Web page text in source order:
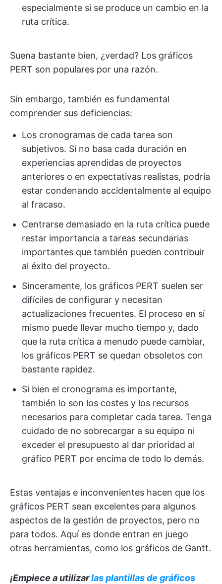
especialmente si se produce un cambio en la
ruta crítica.
Suena bastante bien, ¿verdad? Los gráficos
PERT son populares por una razón.
Sin embargo, también es fundamental
comprender sus deficiencias:
Los cronogramas de cada tarea son
subjetivos. Si no basa cada duración en
experiencias aprendidas de proyectos
anteriores o en expectativas realistas, podría
estar condenando accidentalmente al equipo
al fracaso.
Centrarse demasiado en la ruta crítica puede
restar importancia a tareas secundarias
importantes que también pueden contribuir
al éxito del proyecto.
Sinceramente, los gráficos PERT suelen ser
difíciles de configurar y necesitan
actualizaciones frecuentes. El proceso en sí
mismo puede llevar mucho tiempo y, dado
que la ruta crítica a menudo puede cambiar,
los gráficos PERT se quedan obsoletos con
bastante rapidez.
Si bien el cronograma es importante,
también lo son los costes y los recursos
necesarios para completar cada tarea. Tenga
cuidado de no sobrecargar a su equipo ni
exceder el presupuesto al dar prioridad al
gráfico PERT por encima de todo lo demás.
Estas ventajas e inconvenientes hacen que los
gráficos PERT sean excelentes para algunos
aspectos de la gestión de proyectos, pero no
para todos. Aquí es donde entran en juego
otras herramientas, como los gráficos de Gantt.
¡Empiece a utilizarlas plantillas de gráficos